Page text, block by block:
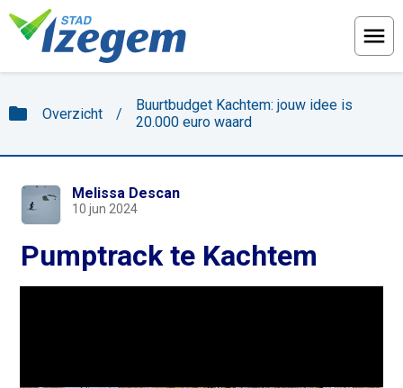
folder Overzicht /
Buurtbudget Kachtem: jouw idee is
20.000 euro waard
Melissa Descan
10 jun 2024
Pumptrack te Kachtem